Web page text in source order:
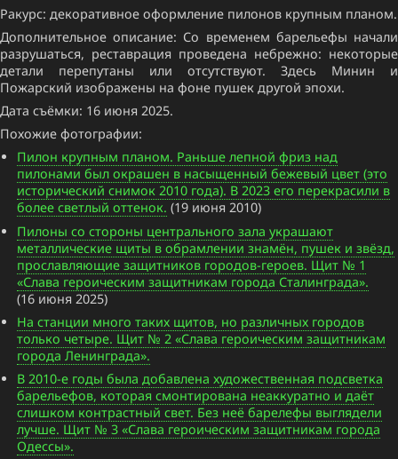
Ракурс: декоративное оформление пилонов крупным планом.
Дополнительное описание: Со временем барельефы начали
разрушаться, реставрация проведена небрежно: некоторые
детали перепутаны или отсутствуют. Здесь Минин и
Пожарский изображены на фоне пушек другой эпохи.
Дата съёмки: 16 июня 2025.
Похожие фотографии:
Пилон крупным планом. Раньше лепной фриз над
пилонами был окрашен в насыщенный бежевый цвет (это
исторический снимок 2010 года). В 2023 его перекрасили в
более светлый оттенок. (19 июня 2010)
Пилоны со стороны центрального зала украшают
металлические щиты в обрамлении знамён, пушек и звёзд,
прославляющие защитников городов-героев. Щит № 1
«Слава героическим защитникам города Сталинграда».
(16 июня 2025)
На станции много таких щитов, но различных городов
только четыре. Щит № 2 «Слава героическим защитникам
города Ленинграда».
В 2010-е годы была добавлена художественная подсветка
барельефов, которая смонтирована неаккуратно и даёт
слишком контрастный свет. Без неё барелефы выглядели
лучше. Щит № 3 «Слава героическим защитникам города
Одессы».